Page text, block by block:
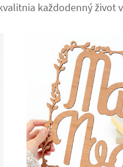
každodenný život